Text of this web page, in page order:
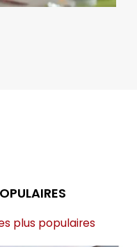
plus populaires